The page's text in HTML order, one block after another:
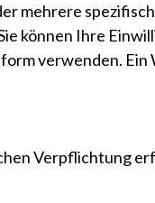
mehrere
können Ihre
verwenden.
Verpflichtung